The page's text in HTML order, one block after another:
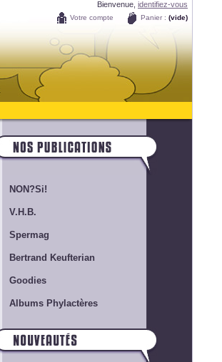
Bienvenue, identifiez-vous
Panier : (vide)
Votre compte
NON?Si!
V.H.B.
Spermag
Bertrand Keufterian
Goodies
Albums Phylactères